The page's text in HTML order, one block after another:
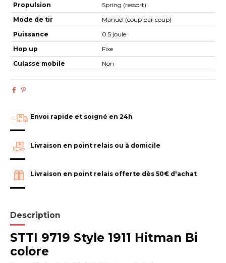
Propulsion
Spring (ressort)
Mode de tir
Manuel (coup par coup)
Puissance
0.5 joule
Hop up
Fixe
Culasse mobile
Non
Envoi rapide et soigné en 24h
Livraison en point relais ou à domicile
Livraison en point relais offerte dès 50€ d'achat
Description
STTI 9719 Style 1911 Hitman Bi
colore